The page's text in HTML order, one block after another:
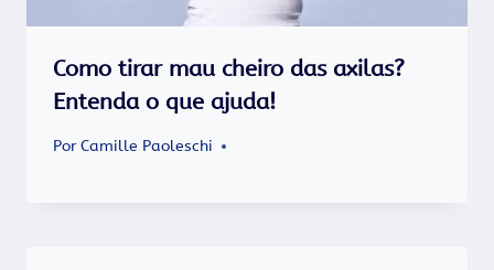
Como tirar mau cheiro das axilas?
Entenda o que ajuda!
PorCamille Paoleschi